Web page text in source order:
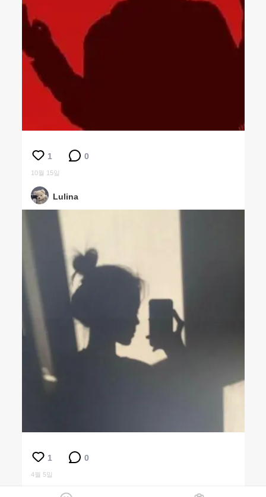
1 0
10월 15일
Lulina
1 0
4월 5일